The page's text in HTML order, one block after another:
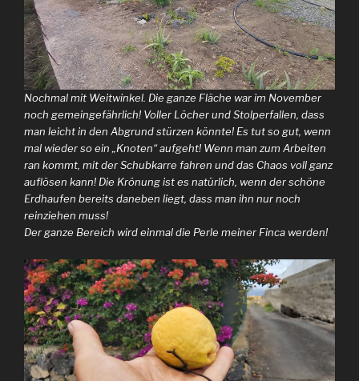
Nochmal mit Weitwinkel. Die ganze Fläche war im November
noch gemeingefährlich! Voller Löcher und Stolperfallen, dass
man leicht in den Abgrund stürzen könnte! Es tut so gut, wenn
mal wieder so ein „Knoten“ aufgeht! Wenn man zum Arbeiten
ran kommt, mit der Schubkarre fahren und das Chaos voll ganz
auflösen kann! Die Krönung ist es natürlich, wenn der schöne
Erdhaufen bereits daneben liegt, dass man ihn nur noch
reinziehen muss!
Der ganze Bereich wird einmal die Perle meiner Finca werden!